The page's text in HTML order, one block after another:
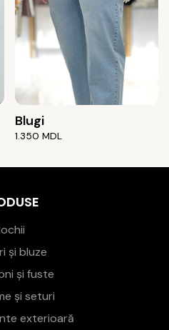
Blugi
1.350 MDL
și bluze
și fuste
și seturi
exterioară